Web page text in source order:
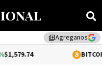
library_addAgreganos
0.66%